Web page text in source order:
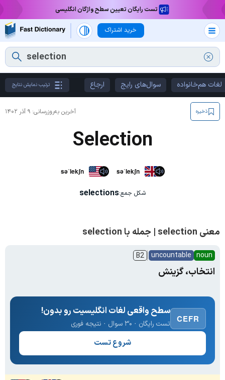
تست رایگان تعیین سطح واژگان انگلیسی
خرید اشتراک
لغات هم‌خانواده سوال‌های رایج ارجاع ترتیب نمایش نتایج
آخرین به‌روزرسانی: ۹ آذر ۱۴۰۲ ذخیره
Selection
səˈlekʃn səˈlekʃn
شکل جمع:selections
معنی selection | جمله با selection
noun
uncountable
B2
انتخاب، گزینش
CEFR
سطح واقعی لغات انگلیسیت رو بدون!
تست رایگان · ۳۰ سوال · نتیجه فوری
شروع تست